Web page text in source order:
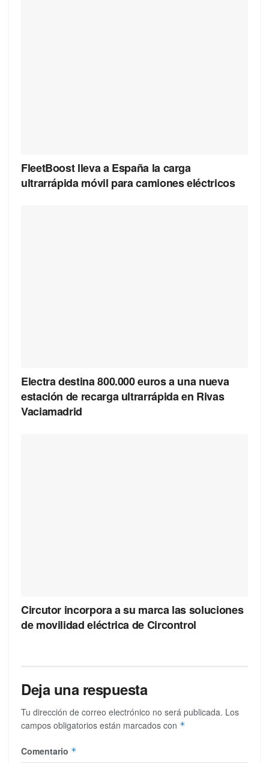
FleetBoost lleva a España la carga
ultrarrápida móvil para camiones eléctricos
Electra destina 800.000 euros a una nueva
estación de recarga ultrarrápida en Rivas
Vaciamadrid
Circutor incorpora a su marca las soluciones
de movilidad eléctrica de Circontrol
Deja una respuesta
Tu dirección de correo electrónico no será publicada. Los
campos obligatorios están marcados con *
Comentario *